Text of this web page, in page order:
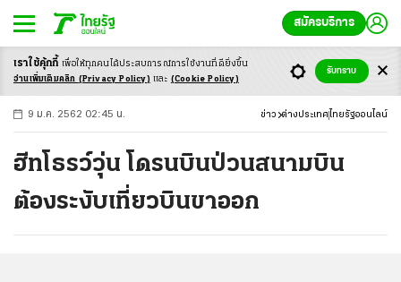
สมัครบริการ
-ก ก ก+
9 ม.ค. 2562 02:45 น. ข่าว ต่างประเทศ ไทยรัฐออนไลน์
ฮีทโธรว์วุ่น โดรนบินป่วนสนามบิน
ต้องระงับเที่ยวบินขาออก
เราใช้คุ้กกี้ เพื่อให้ทุกคนได้ประสบการณ์การใช้งานที่ดียิ่งขึ้น
อ่านเพิ่มเติมคลิก (Privacy Policy) และ (Cookie Policy)
รับทราบ